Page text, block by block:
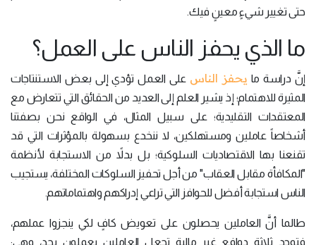
حتى تغيير شيءٍ معينٍ فيك.
ما الذي يحفز الناس على العمل؟
إنَّ دراسة ما يحفز الناس على العمل تؤدي إلى بعض الاستنتاجات
المثيرة للاهتمام؛ إذ يشير العلم إلى العديد من الحقائق التي تتعارض مع
المعتقدات التقليدية؛ على سبيل المثال، في الواقع نحن بصفتنا
أشخاصاً عاملين ومستهلكين، لا ننخدع بسهولة بالمؤثرات التي قد
تقنعنا بها الاقتصاديات السلوكية؛ بل بدلاً من الاستجابة لأنظمة
"المكافأة مقابل العقاب" من أجل تحفيز السلوكات المختلفة، يستجيب
الناس استجابة أفضل للحوافز التي تراعي إدراكهم واهتماماتهم.
طالما أنَّ العاملين يحصلون على تعويض كافٍ لكي ينجزوا عملهم،
فتوجد ثلاثة دوافع غير مالية تجعل العاملين يعملون بجد، وهي: